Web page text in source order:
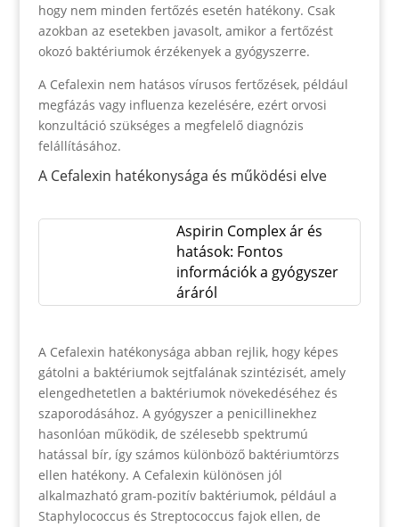
hogy nem minden fertőzés esetén hatékony. Csak
azokban az esetekben javasolt, amikor a fertőzést
okozó baktériumok érzékenyek a gyógyszerre.
A Cefalexin nem hatásos vírusos fertőzések, például
megfázás vagy influenza kezelésére, ezért orvosi
konzultáció szükséges a megfelelő diagnózis
felállításához.
A Cefalexin hatékonysága és működési elve
Aspirin Complex ár és
hatások: Fontos
információk a gyógyszer
áráról
A Cefalexin hatékonysága abban rejlik, hogy képes
gátolni a baktériumok sejtfalának szintézisét, amely
elengedhetetlen a baktériumok növekedéséhez és
szaporodásához. A gyógyszer a penicillinekhez
hasonlóan működik, de szélesebb spektrumú
hatással bír, így számos különböző baktériumtörzs
ellen hatékony. A Cefalexin különösen jól
alkalmazható gram-pozitív baktériumok, például a
Staphylococcus és Streptococcus fajok ellen, de